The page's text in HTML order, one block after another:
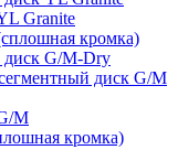
Granite
кромка)
G/M-Dry
диск G/M
M
кромка)